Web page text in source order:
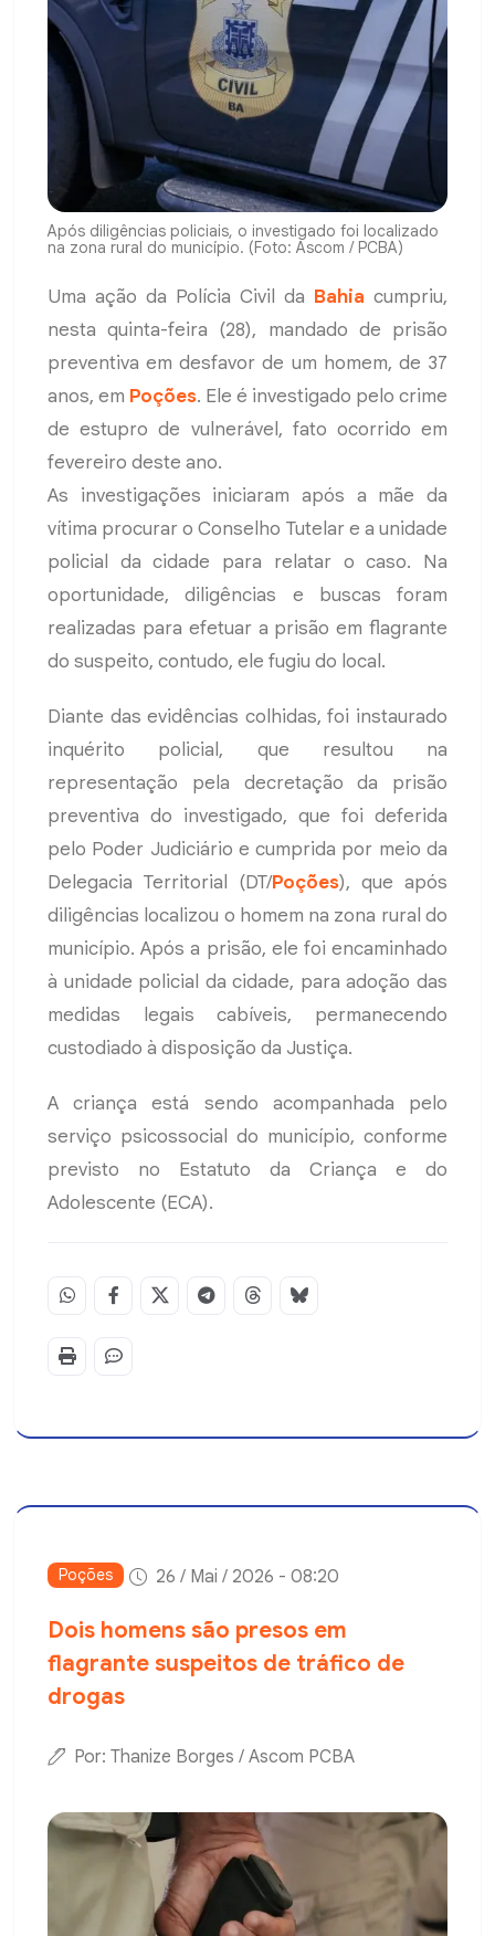
Após diligências policiais, o investigado foi localizado
na zona rural do município. (Foto: Ascom / PCBA)
Uma ação da Polícia Civil da Bahia cumpriu,
nesta quinta-feira (28), mandado de prisão
preventiva em desfavor de um homem, de 37
anos, em Poções. Ele é investigado pelo crime
de estupro de vulnerável, fato ocorrido em
fevereiro deste ano.
As investigações iniciaram após a mãe da
vítima procurar o Conselho Tutelar e a unidade
policial da cidade para relatar o caso. Na
oportunidade, diligências e buscas foram
realizadas para efetuar a prisão em flagrante
do suspeito, contudo, ele fugiu do local.
Diante das evidências colhidas, foi instaurado
inquérito policial, que resultou na
representação pela decretação da prisão
preventiva do investigado, que foi deferida
pelo Poder Judiciário e cumprida por meio da
Delegacia Territorial (DT/Poções), que após
diligências localizou o homem na zona rural do
município. Após a prisão, ele foi encaminhado
à unidade policial da cidade, para adoção das
medidas legais cabíveis, permanecendo
custodiado à disposição da Justiça.
A criança está sendo acompanhada pelo
serviço psicossocial do município, conforme
previsto no Estatuto da Criança e do
Adolescente (ECA).
Poções 26 / Mai / 2026 - 08:20
Dois homens são presos em
flagrante suspeitos de tráfico de
drogas
Por: Thanize Borges / Ascom PCBA